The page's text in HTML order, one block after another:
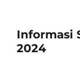
Informasi
2024